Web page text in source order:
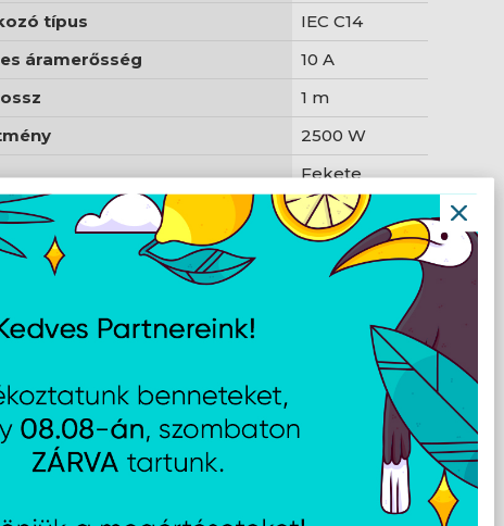
típus
IEC C14
áramerősség
10 A
1 m
2500 W
Fekete
0.21 kg